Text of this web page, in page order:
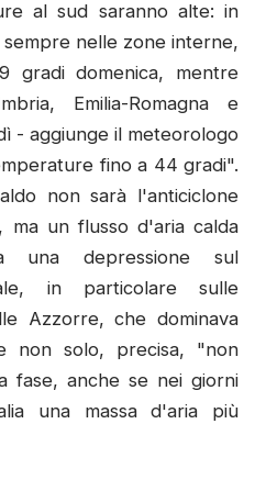
al sud saranno alte: in
sempre nelle zone interne,
gradi domenica, mentre
Emilia-Romagna e
- aggiunge il meteorologo
fino a 44 gradi".
non sarà l'anticiclone
ma un flusso d'aria calda
una depressione sul
in particolare sulle
Azzorre, che dominava
non solo, precisa, "non
fase, anche se nei giorni
una massa d'aria più